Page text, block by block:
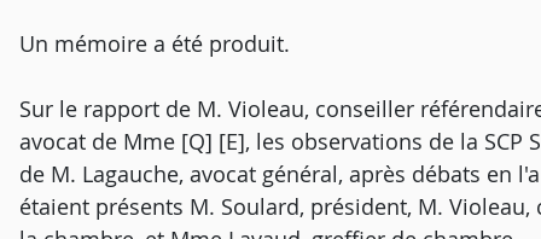
Un mémoire a été produit.
Sur le rapport de M. Violeau, conseiller
avocat de Mme [Q] [E], les observations de la
de M. Lagauche, avocat général, après débats en
étaient présents M. Soulard, président, M.